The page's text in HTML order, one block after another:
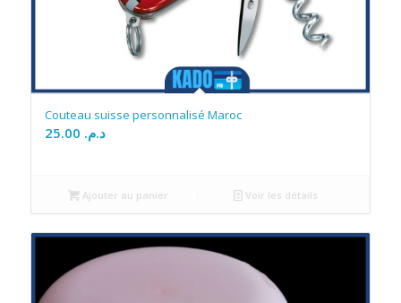
Couteau suisse personnalisé Maroc
د.م.
Ajouter au panier Voir les détails